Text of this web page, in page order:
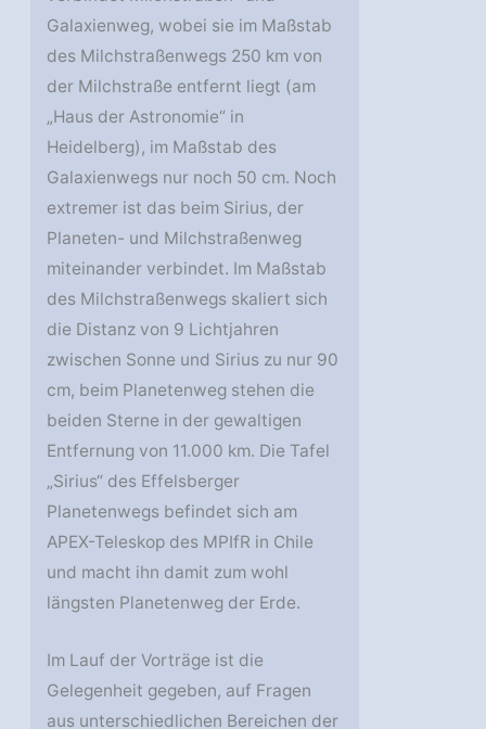
Galaxienweg, wobei sie im Maßstab
des Milchstraßenwegs 250 km von
der Milchstraße entfernt liegt (am
„Haus der Astronomie“ in
Heidelberg), im Maßstab des
Galaxienwegs nur noch 50 cm. Noch
extremer ist das beim Sirius, der
Planeten- und Milchstraßenweg
miteinander verbindet. Im Maßstab
des Milchstraßenwegs skaliert sich
die Distanz von 9 Lichtjahren
zwischen Sonne und Sirius zu nur 90
cm, beim Planetenweg stehen die
beiden Sterne in der gewaltigen
Entfernung von 11.000 km. Die Tafel
„Sirius“ des Effelsberger
Planetenwegs befindet sich am
APEX-Teleskop des MPIfR in Chile
und macht ihn damit zum wohl
längsten Planetenweg der Erde.
Im Lauf der Vorträge ist die
Gelegenheit gegeben, auf Fragen
aus unterschiedlichen Bereichen der